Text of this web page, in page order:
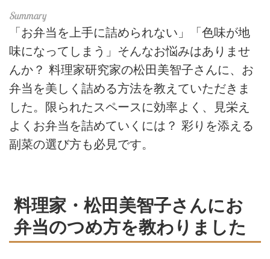
「お弁当を上手に詰められない」「色味が地
味になってしまう」そんなお悩みはありませ
んか？ 料理家研究家の松田美智子さんに、お
弁当を美しく詰める方法を教えていただきま
した。限られたスペースに効率よく、見栄え
よくお弁当を詰めていくには？ 彩りを添える
副菜の選び方も必見です。
料理家・松田美智子さんにお
弁当のつめ方を教わりました